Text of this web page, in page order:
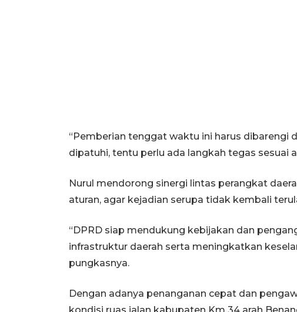
“Pemberian tenggat waktu ini harus dibarengi
dipatuhi, tentu perlu ada langkah tegas sesuai
Nurul mendorong sinergi lintas perangkat
aturan, agar kejadian serupa tidak kembali
“DPRD siap mendukung kebijakan dan
infrastruktur daerah serta meningkatkan
pungkasnya.
Dengan adanya penanganan cepat dan
kondisi ruas jalan kabupaten Km 34 arah